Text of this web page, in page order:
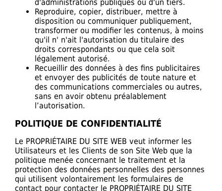
d'administrations publiques ou d'un tiers.
Reproduire, copier, distribuer, mettre à
disposition ou communiquer publiquement,
transformer ou modifier les contenus, à moins
qu'il n' n'ait l'autorisation du titulaire des
droits correspondants ou que cela soit
légalement autorisé.
Recueillir des données à des fins publicitaires
et envoyer des publicités de toute nature et
des communications commerciales ou autres,
sans en avoir obtenu préalablement
l’autorisation.
POLITIQUE DE CONFIDENTIALITÉ
Le PROPRIÉTAIRE DU SITE WEB veut informer les
Utilisateurs et les Clients de son Site Web que la
politique menée concernant le traitement et la
protection des données personnelles des personnes
qui utilisent volontairement les formulaires de
contact pour contacter le PROPRIÉTAIRE DU SITE